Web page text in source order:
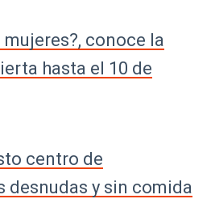
conoce la
hasta el 10 de
centro de
desnudas y sin comida